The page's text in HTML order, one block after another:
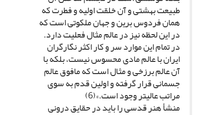
طبیعت بهشتى و آن خلقت اولیه و فطرت که
همان فردوس برین و جهان ملکوتى است که
در این لحظه نیز در عالم مثال فعلیت دارد.
در تمام این موارد سر و کار اکثر نگارگران
ایران با عالم مادى محسوس نیست، بلکه با
آن عالم برزخى و مثال است که مافوق عالم
جسمانى قرار گرفته و اولین قدم به سوى
مراتب عالى‏تر وجود است.»(6)
منشأ هنر قدسى را باید در حقایق درونى